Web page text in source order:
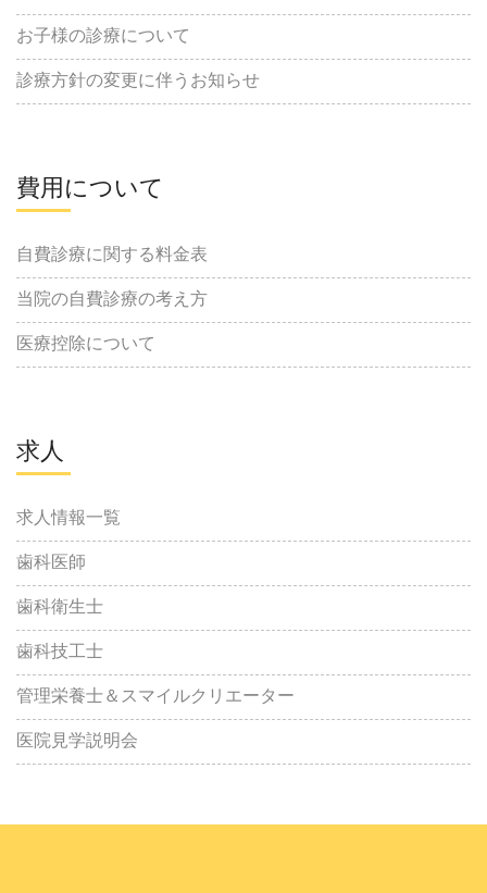
お子様の診療について
診療方針の変更に伴うお知らせ
費用について
自費診療に関する料金表
当院の自費診療の考え方
医療控除について
求人
求人情報一覧
歯科医師
歯科衛生士
歯科技工士
管理栄養士＆スマイルクリエーター
医院見学説明会